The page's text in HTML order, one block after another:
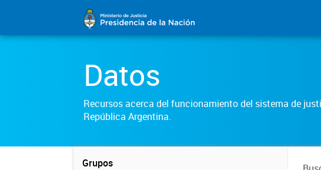
Datos
Recursos acerca del funcionamiento del sistema de
República Argentina.
Grupos